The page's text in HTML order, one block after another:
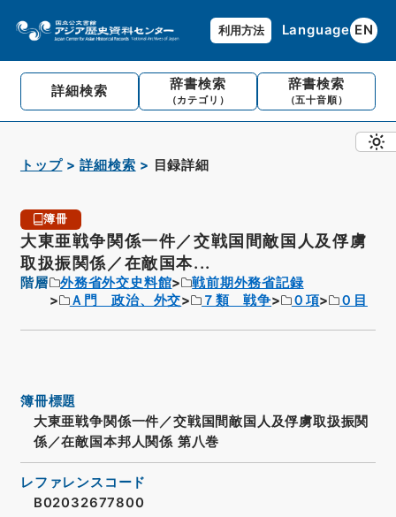
利用方法 Language EN
詳細検索 辞書検索
（カテゴリ）
辞書検索
（五十音順）
トップ 詳細検索 目録詳細
簿冊
大東亜戦争関係一件／交戦国間敵国人及俘虜
取扱振関係／在敵国本...
階層 外務省外交史料館
戦前期外務省記録
Ａ門 政治、外交
７類 戦争 ０項 ０目
簿冊標題
大東亜戦争関係一件／交戦国間敵国人及俘虜取扱振関
係／在敵国本邦人関係 第八巻
レファレンスコード
B02032677800